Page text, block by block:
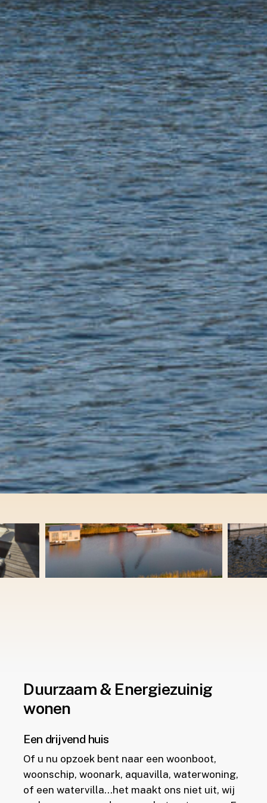
Duurzaam & Energiezuinig
wonen
Een drijvend huis
Of u nu opzoek bent naar een woonboot,
woonschip, woonark, aquavilla, waterwoning,
of een watervilla…het maakt ons niet uit, wij